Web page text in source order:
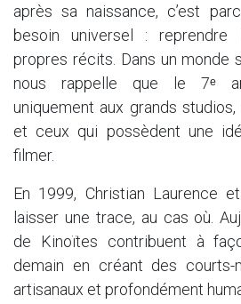
après sa naissance, c’est
besoin universel :
propres récits. Dans un monde
nous rappelle que le 7ᵉ
uniquement aux grands
et ceux qui possèdent une
filmer.
En 1999, Christian Laurence
laisser une trace, au cas où.
de Kinoïtes contribuent à
demain en créant des courts-
artisanaux et profondément